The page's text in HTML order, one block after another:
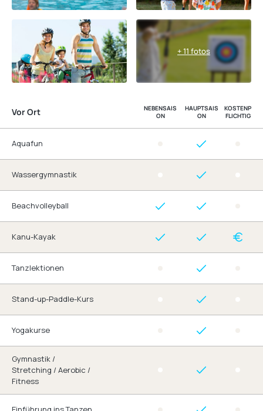
+ 11 fotos
Vor Ort
NEBENSAIS
ON
HAUPTSAIS
ON
KOSTENP
FLICHTIG
Aquafun
Wassergymnastik
Beachvolleyball
Kanu-Kayak
Tanzlektionen
Stand-up-Paddle-Kurs
Yogakurse
Gymnastik /
Stretching / Aerobic /
Fitness